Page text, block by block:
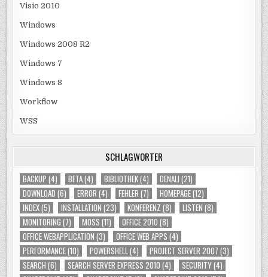
Visio 2010
Windows
Windows 2008 R2
Windows 7
Windows 8
Workflow
WSS
SCHLAGWÖRTER
BACKUP (4) BETA(4) BIBLIOTHEK(4) DENALI (21)
DOWNLOAD (6) ERROR (4) FEHLER (7) HOMEPAGE(12)
INDEX(5) INSTALLATION (23) KONFERENZ (8) LISTEN (8)
MONITORING (7) MOSS (11) OFFICE 2010 (8)
OFFICE WEBAPPLICATION (3) OFFICE WEB APPS (4)
PERFORMANCE(10) POWERSHELL (4) PROJECT SERVER 2007 (3)
SEARCH (6) SEARCH SERVER EXPRESS 2010 (4) SECURITY(4)